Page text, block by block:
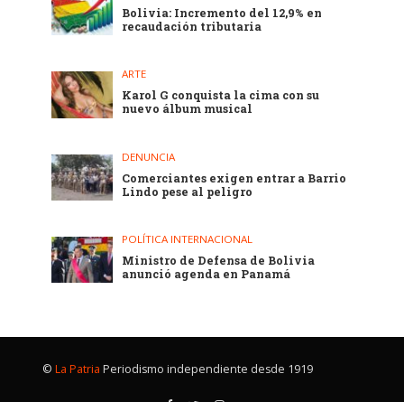
Bolivia: Incremento del 12,9% en
recaudación tributaria
ARTE
Karol G conquista la cima con su
nuevo álbum musical
DENUNCIA
Comerciantes exigen entrar a Barrio
Lindo pese al peligro
POLÍTICA INTERNACIONAL
Ministro de Defensa de Bolivia
anunció agenda en Panamá
© La Patria Periodismo independiente desde 1919